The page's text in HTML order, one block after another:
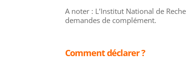
A noter : L’Institut National de
demandes de complément.
Comment déclarer ?